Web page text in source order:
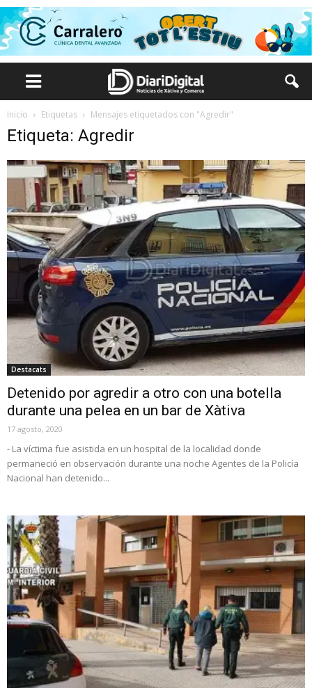
Inicio Etiquetas Mensajes etiquetados con "Agredir"
Etiqueta: Agredir
Destacats
Detenido por agredir a otro con una botella
durante una pelea en un bar de Xàtiva
17 agosto, 2020
- La víctima fue asistida en un hospital de la localidad donde
permaneció en observación durante una noche Agentes de la Policía
Nacional han detenido...